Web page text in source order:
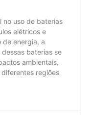
no uso de baterias
elétricos e
de energia, a
baterias se
ambientais.
regiões